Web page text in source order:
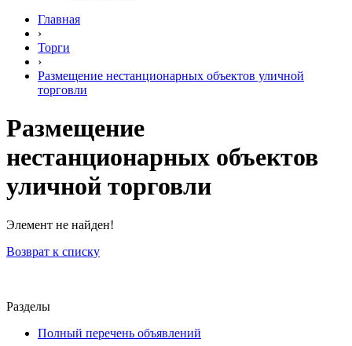
Главная
›
Торги
›
Размещение нестанционарных объектов уличной
торговли
Размещение
нестанционарных объектов
уличной торговли
Элемент не найден!
Возврат к списку
Разделы
Полный перечень объявлений